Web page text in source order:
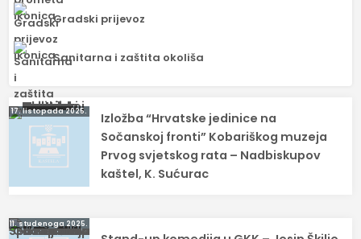
Gradski prijevoz
Sanitarna i zaštita okoliša
Navigacija
objava
17. listopada 2025.
Izložba “Hrvatske jedinice na
Sočanskoj fronti” Kobariškog muzeja
Prvog svjetskog rata – Nadbiskupov
kaštel, K. Sućurac
11. studenoga 2025.